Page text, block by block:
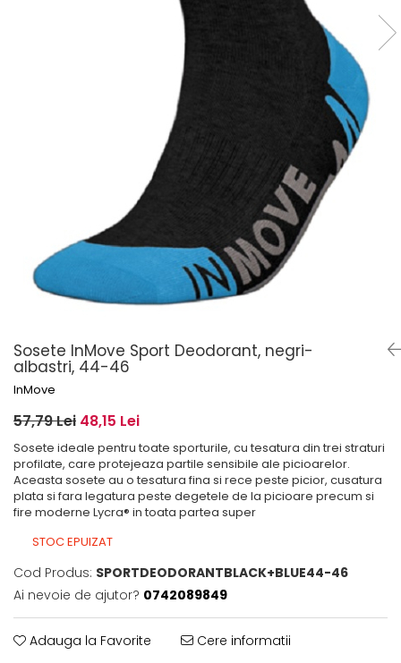
Șosete pentru picioare umflate
Sosete InMove Sport Deodorant, negri-
albastri, 44-46
InMove
57,79 Lei 48,15 Lei
Sosete ideale pentru toate sporturile, cu tesatura din trei straturi
profilate, care protejeaza partile sensibile ale picioarelor.
Aceasta sosete au o tesatura fina si rece peste picior, cusatura
plata si fara legatura peste degetele de la picioare precum si
fire moderne Lycra® in toata partea super
STOC EPUIZAT
Cod Produs: SPORTDEODORANTBLACK+BLUE44-46
Ai nevoie de ajutor? 0742089849
Adauga la Favorite Cere informatii